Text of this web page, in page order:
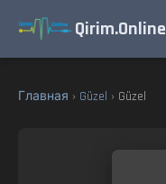
Qirim.Online
Главная › Güzel › Güzel